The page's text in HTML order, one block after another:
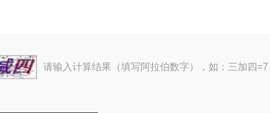
请输入计算结果（填写阿拉伯数字），如：三加四=7